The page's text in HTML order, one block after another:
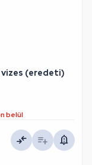
(eredeti)
belül